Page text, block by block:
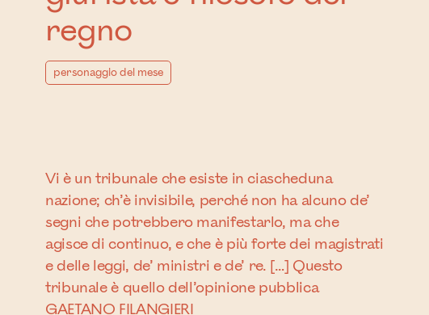
regno
personaggio del mese
Vi è un tribunale che esiste in ciascheduna
nazione; ch’è invisibile, perché non ha alcuno de’
segni che potrebbero manifestarlo, ma che
agisce di continuo, e che è più forte dei magistrati
e delle leggi, de’ ministri e de’ re. […] Questo
tribunale è quello dell’opinione pubblica
GAETANO FILANGIERI